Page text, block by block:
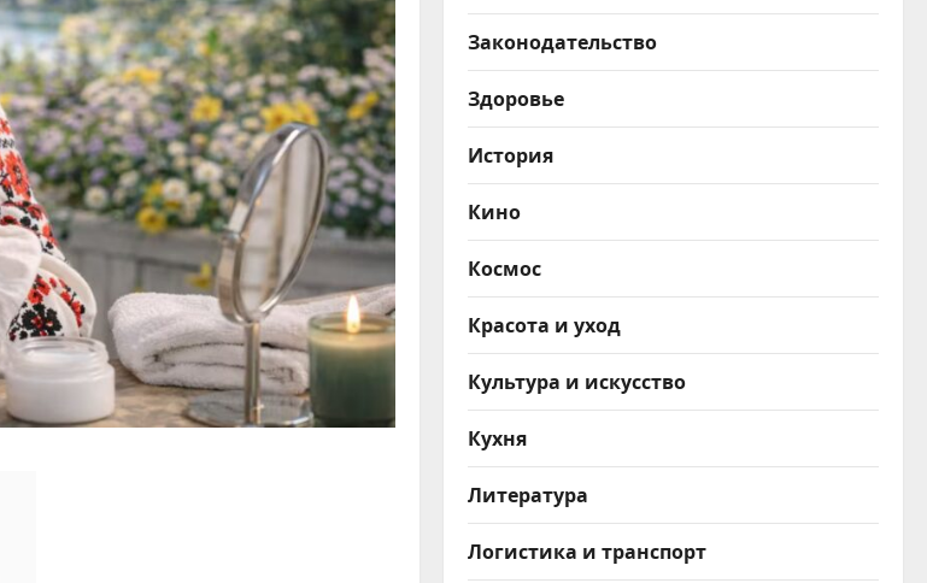
Законодательство
Здоровье
История
Кино
Космос
Красота и уход
Культура и искусство
Кухня
Литература
Логистика и транспорт